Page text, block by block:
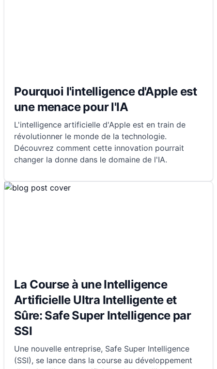
Pourquoi l'intelligence d'Apple est
une menace pour l'IA
L'intelligence artificielle d'Apple est en train de
révolutionner le monde de la technologie.
Découvrez comment cette innovation pourrait
changer la donne dans le domaine de l'IA.
La Course à une Intelligence
Artificielle Ultra Intelligente et
Sûre: Safe Super Intelligence par
SSI
Une nouvelle entreprise, Safe Super Intelligence
(SSI), se lance dans la course au développement